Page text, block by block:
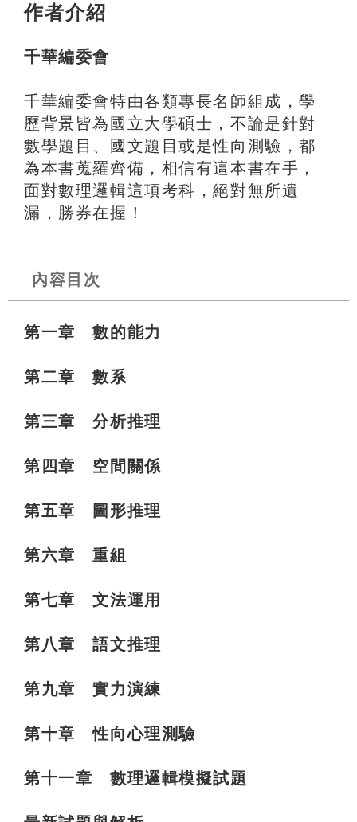
作者介紹
千華編委會
千華編委會特由各類專長名師組成，學
歷背景皆為國立大學碩士，不論是針對
數學題目、國文題目或是性向測驗，都
為本書蒐羅齊備，相信有這本書在手，
面對數理邏輯這項考科，絕對無所遺
漏，勝券在握！
內容目次
第一章 數的能力
第二章 數系
第三章 分析推理
第四章 空間關係
第五章 圖形推理
第六章 重組
第七章 文法運用
第八章 語文推理
第九章 實力演練
第十章 性向心理測驗
第十一章 數理邏輯模擬試題